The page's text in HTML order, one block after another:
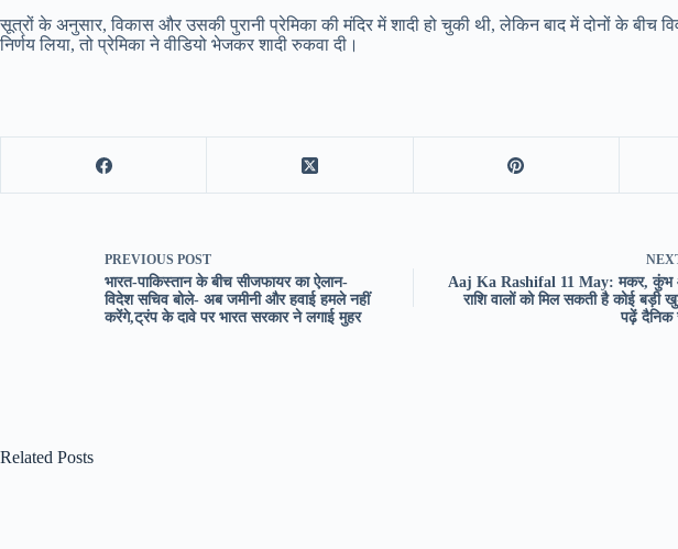
सूत्रों के अनुसार, विकास और उसकी पुरानी प्रेमिका की मंदिर में शादी हो चुकी थी, लेकिन बाद में दोनों के
निर्णय लिया, तो प्रेमिका ने वीडियो भेजकर शादी रुकवा दी।
PREVIOUS POST
भारत-पाकिस्तान के बीच सीजफायर का ऐलान-
विदेश सचिव बोले- अब जमीनी और हवाई हमले नहीं
करेंगे,ट्रंप के दावे पर भारत सरकार ने लगाई मुहर
Aaj Ka Rashifal 11 May: मकर, कुंभ
राशि वालों को मिल सकती है कोई बड़ी
पढ़ें दैनिक
Related Posts